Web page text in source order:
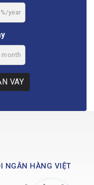
%/year
month
VAY
NGÂN HÀNG VIỆT